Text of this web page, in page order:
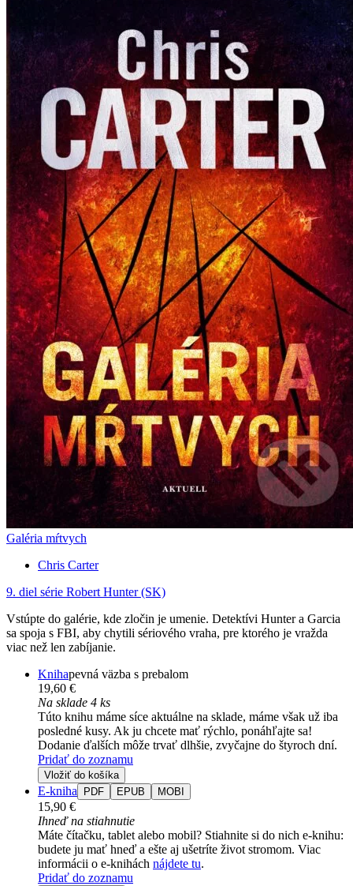
Galéria mŕtvych
Chris Carter
9. diel série Robert Hunter (SK)
Vstúpte do galérie, kde zločin je umenie. Detektívi Hunter a Garcia
sa spoja s FBI, aby chytili sériového vraha, pre ktorého je vražda
viac než len zabíjanie.
Knihapevná väzba s prebalom
19,60 €
Na sklade 4 ks
Túto knihu máme síce aktuálne na sklade, máme však už iba
posledné kusy. Ak ju chcete mať rýchlo, ponáhľajte sa!
Dodanie ďalších môže trvať dlhšie, zvyčajne do štyroch dní.
Pridať do zoznamu
Vložiť do košíka
E-kniha PDF EPUB MOBI
15,90 €
Ihneď na stiahnutie
Máte čítačku, tablet alebo mobil? Stiahnite si do nich e-knihu:
budete ju mať hneď a ešte aj ušetríte život stromom. Viac
informácii o e-knihách nájdete tu.
Pridať do zoznamu